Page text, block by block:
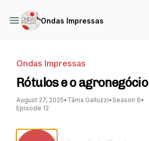
Ondas Impressas
Ondas Impressas
Rótulos e o agronegócio
August 27, 2025• Tânia Galluzzi• Season 6•
Episode 12